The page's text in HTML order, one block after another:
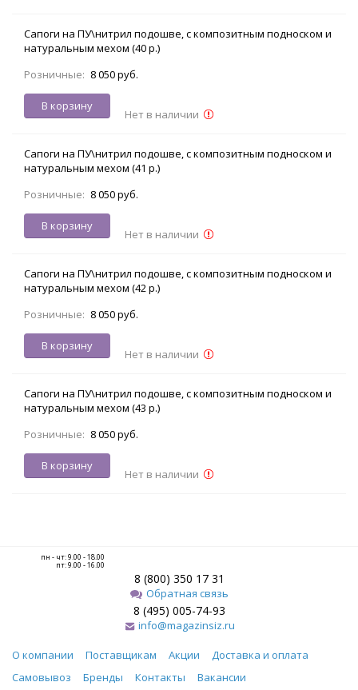
Сапоги на ПУ\нитрил подошве, с композитным подноском и
натуральным мехом (40 р.)
Розничные: 8 050 руб.
В корзину
Нет в наличии
Сапоги на ПУ\нитрил подошве, с композитным подноском и
натуральным мехом (41 р.)
Розничные: 8 050 руб.
В корзину
Нет в наличии
Сапоги на ПУ\нитрил подошве, с композитным подноском и
натуральным мехом (42 р.)
Розничные: 8 050 руб.
В корзину
Нет в наличии
Сапоги на ПУ\нитрил подошве, с композитным подноском и
натуральным мехом (43 р.)
Розничные: 8 050 руб.
В корзину
Нет в наличии
пн - чт: 9.00 - 18.00
пт: 9.00 - 16.00
8 (800) 350 17 31
Обратная связь
8 (495) 005-74-93
info@magazinsiz.ru
О компании Поставщикам Акции
Доставка и оплата
Самовывоз
Бренды Контакты Вакансии